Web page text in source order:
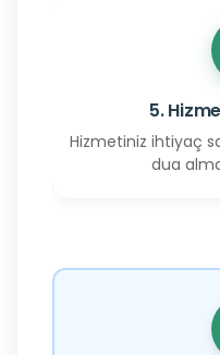
5.
Hizmetiniz ihtiyaç
dua